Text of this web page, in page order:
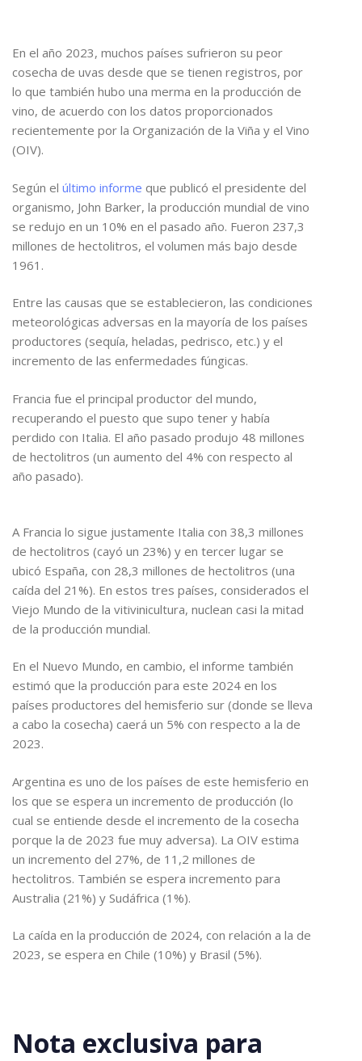
En el año 2023, muchos países sufrieron su peor
cosecha de uvas desde que se tienen registros, por
lo que también hubo una merma en la producción de
vino, de acuerdo con los datos proporcionados
recientemente por la Organización de la Viña y el Vino
(OIV).
Según el último informe que publicó el presidente del
organismo, John Barker, la producción mundial de vino
se redujo en un 10% en el pasado año. Fueron 237,3
millones de hectolitros, el volumen más bajo desde
1961.
Entre las causas que se establecieron, las condiciones
meteorológicas adversas en la mayoría de los países
productores (sequía, heladas, pedrisco, etc.) y el
incremento de las enfermedades fúngicas.
Francia fue el principal productor del mundo,
recuperando el puesto que supo tener y había
perdido con Italia. El año pasado produjo 48 millones
de hectolitros (un aumento del 4% con respecto al
año pasado).
A Francia lo sigue justamente Italia con 38,3 millones
de hectolitros (cayó un 23%) y en tercer lugar se
ubicó España, con 28,3 millones de hectolitros (una
caída del 21%). En estos tres países, considerados el
Viejo Mundo de la vitivinicultura, nuclean casi la mitad
de la producción mundial.
En el Nuevo Mundo, en cambio, el informe también
estimó que la producción para este 2024 en los
países productores del hemisferio sur (donde se lleva
a cabo la cosecha) caerá un 5% con respecto a la de
2023.
Argentina es uno de los países de este hemisferio en
los que se espera un incremento de producción (lo
cual se entiende desde el incremento de la cosecha
porque la de 2023 fue muy adversa). La OIV estima
un incremento del 27%, de 11,2 millones de
hectolitros. También se espera incremento para
Australia (21%) y Sudáfrica (1%).
La caída en la producción de 2024, con relación a la de
2023, se espera en Chile (10%) y Brasil (5%).
Nota exclusiva para